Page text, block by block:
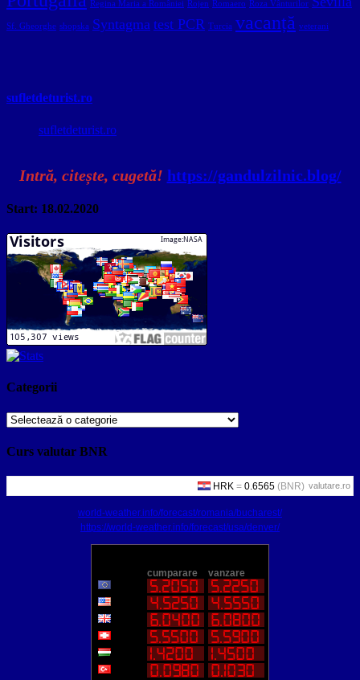
Regina Maria a României Rojen Romaero Roza Vânturilor
Sf. Gheorghe shopska Syntagma test PCR Turcia vacanță veterani
sufletdeturist.ro
sufletdeturist.ro
Intră, citește, cugetă! https://gandulzilnic.blog/
Start: 18.02.2020
Categorii
Categorii
Curs valutar BNR
valutare.ro
world-weather.info/forecast/romania/bucharest/
https://world-weather.info/forecast/usa/denver/